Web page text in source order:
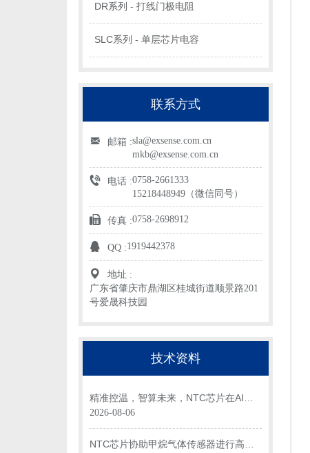
DR系列 - 打线门极电阻
SLC系列 - 单层芯片电容
联系方式
邮箱 :sla@exsense.com.cn
mkb@exsense.com.cn
电话 :0758-2661333
15218448949（微信同号）
传真 :0758-2698912
QQ :1919442378
地址 :
广东省肇庆市鼎湖区桂城街道顺景路201
号爱晟科技园
技术资料
精准控温，智算未来，NTC芯片在AI数
据中心光模块中的关键应用
2026-08-06
NTC芯片协助甲烷气体传感器进行高效